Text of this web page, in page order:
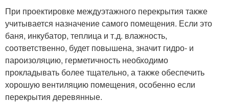
При проектировке междуэтажного перекрытия также
учитывается назначение самого помещения. Если это
баня, инкубатор, теплица и т.д. влажность,
соответственно, будет повышена, значит гидро- и
пароизоляцию, герметичность необходимо
прокладывать более тщательно, а также обеспечить
хорошую вентиляцию помещения, особенно если
перекрытия деревянные.